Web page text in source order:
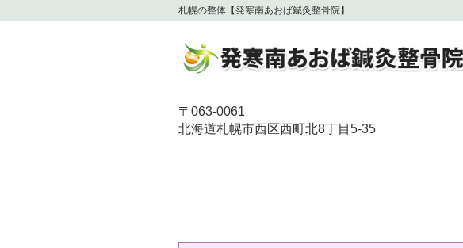
札幌の整体【発寒南あおば鍼灸整骨院】
〒063-0061
北海道札幌市西区西町北8丁目5-35